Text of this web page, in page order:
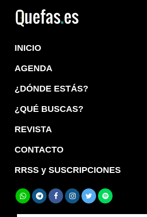
navegación
principal
principal
INICIO
AGENDA
¿DÓNDE ESTÁS?
¿QUÉ BUSCAS?
REVISTA
CONTACTO
RRSS y SUSCRIPCIONES